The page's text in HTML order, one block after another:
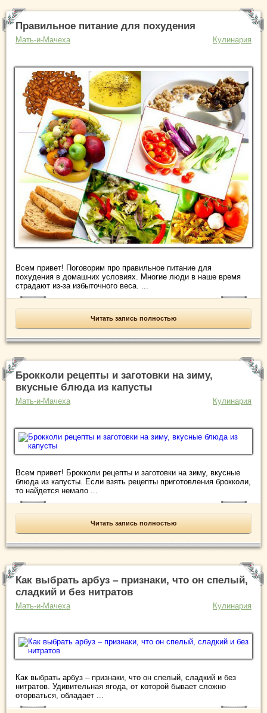
Правильное питание для похудения
Мать-и-Мачеха Кулинария
Всем привет! Поговорим про правильное питание для
похудения в домашних условиях. Многие люди в наше время
страдают из-за избыточного веса. ...
Читать запись полностью
Брокколи рецепты и заготовки на зиму,
вкусные блюда из капусты
Мать-и-Мачеха Кулинария
Всем привет! Брокколи рецепты и заготовки на зиму, вкусные
блюда из капусты. Если взять рецепты приготовления брокколи,
то найдется немало ...
Читать запись полностью
Как выбрать арбуз – признаки, что он спелый,
сладкий и без нитратов
Мать-и-Мачеха Кулинария
Как выбрать арбуз – признаки, что он спелый, сладкий и без
нитратов. Удивительная ягода, от которой бывает сложно
оторваться, обладает ...